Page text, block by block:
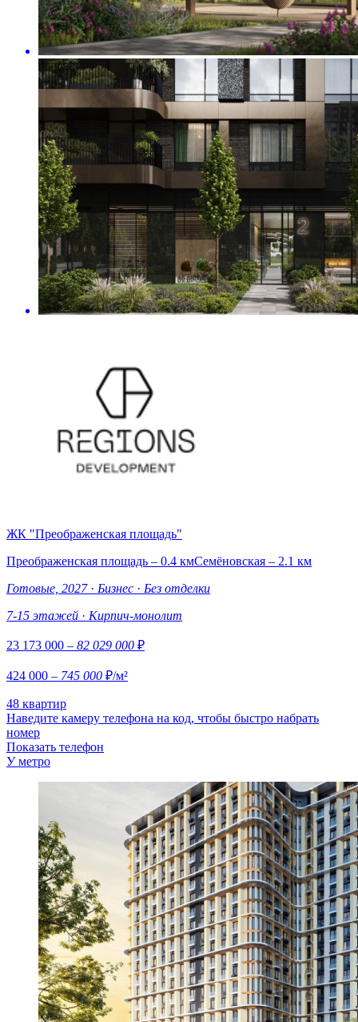
ЖК "Преображенская площадь"
Преображенская площадь – 0.4 кмСемёновская – 2.1 км
Готовые, 2027 · Бизнес · Без отделки
7-15 этажей · Кирпич-монолит
23 173 000 – 82 029 000 ₽
424 000 – 745 000 ₽/м²
48 квартир
Наведите камеру телефона на код, чтобы быстро набрать
номер
Показать телефон
У метро